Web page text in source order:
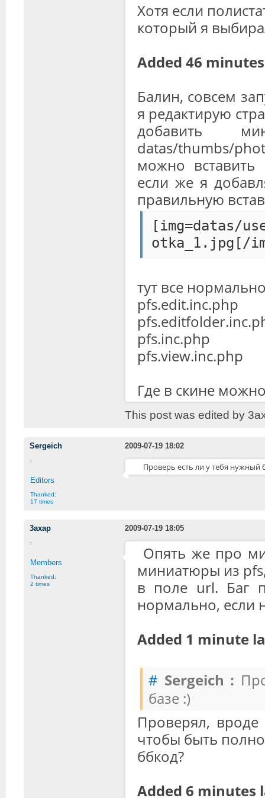
Хотя если
который я
Added 46
Балин, совсем
я редактирую
добавить
datas/thumbs/
можно
если же я
правильную
[img=datas/
otka_1.jpg[/
тут все
pfs.edit.inc.php
pfs.inc.php
pfs.view.inc.php
Где в скине
This post was edited by
Sergeich 2009-07-19 18:02
Editors
Thanked:
17 times
Проверь есть ли у тебя нужный
3axap 2009-07-19 18:05
Members
Thanked:
2 times
Опять же про
миниатюры из pfs,
в поле url. Баг
нормально, если
Added 1 minute
# Sergeich :
базе :)
Проверял, вроде
чтобы быть
ббкод?
Added 6 minutes